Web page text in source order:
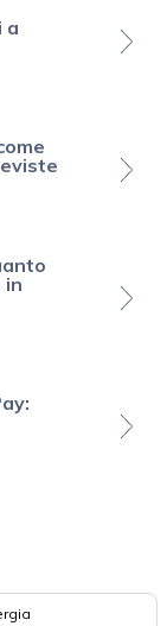
a
in